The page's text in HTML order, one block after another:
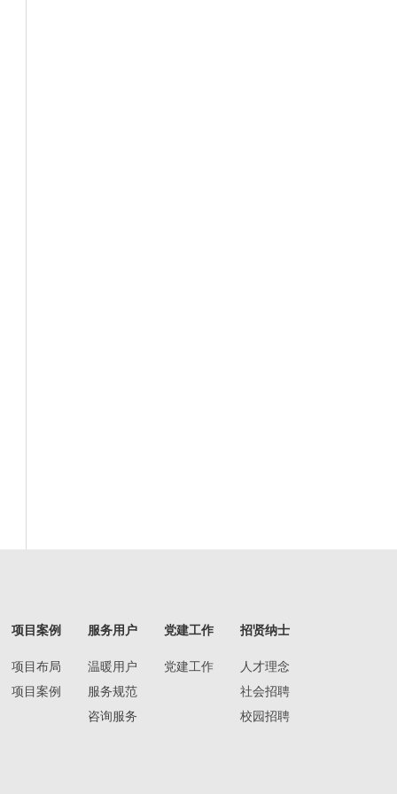
项目案例
项目布局
项目案例
服务用户
温暖用户
服务规范
咨询服务
党建工作
党建工作
招贤纳士
人才理念
社会招聘
校园招聘